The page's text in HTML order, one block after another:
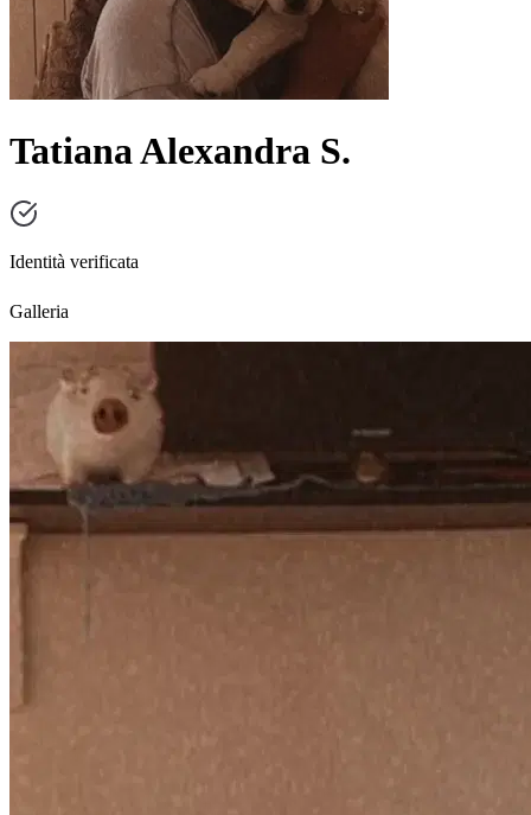
Tatiana Alexandra S.
Identità verificata
Galleria